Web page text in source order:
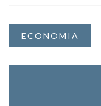
ECONOMIA